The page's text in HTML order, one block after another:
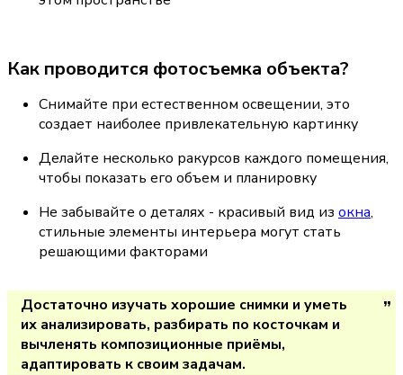
Как проводится фотосъемка объекта?
Снимайте при естественном освещении, это
создает наиболее привлекательную картинку
Делайте несколько ракурсов каждого помещения,
чтобы показать его объем и планировку
Не забывайте о деталях - красивый вид из окна,
стильные элементы интерьера могут стать
решающими факторами
Достаточно изучать хорошие снимки и уметь
их анализировать, разбирать по косточкам и
вычленять композиционные приёмы,
адаптировать к своим задачам.